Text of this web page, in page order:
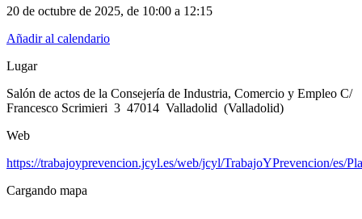
20 de octubre de 2025, de 10:00 a 12:15
Añadir al calendario
Lugar
Salón de actos de la Consejería de Industria, Comercio y Empleo C/
Francesco Scrimieri 3 47014 Valladolid (Valladolid)
Web
https://trabajoyprevencion.jcyl.es/web/jcyl/TrabajoYPrevencion/es/
Cargando mapa